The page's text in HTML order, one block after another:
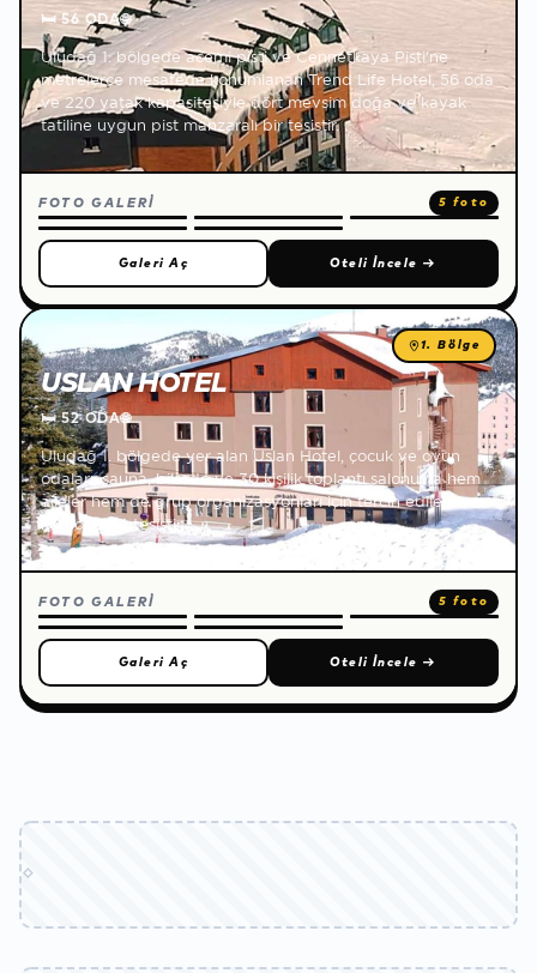
🛏56 ODA🌐
Uludağ 1. bölgede acemi pisti ve Cennetkaya Pisti'ne
metrelerce mesafede konumlanan Trend Life Hotel, 56 oda
ve 220 yatak kapasitesiyle dört mevsim doğa ve kayak
tatiline uygun pist manzaralı bir tesistir.
FOTO GALERİ 5 foto
Galeri Aç Oteli İncele →
1. Bölge
USLAN HOTEL
🛏52 ODA🌐
Uludağ 1. bölgede yer alan Uslan Hotel, çocuk ve oyun
odaları, sauna, bilardo ve 30 kişilik toplantı salonuyla hem
aileler hem de grup organizasyonları için tercih edilen
konforlu bir tesistir.
FOTO GALERİ 5 foto
Galeri Aç Oteli İncele →